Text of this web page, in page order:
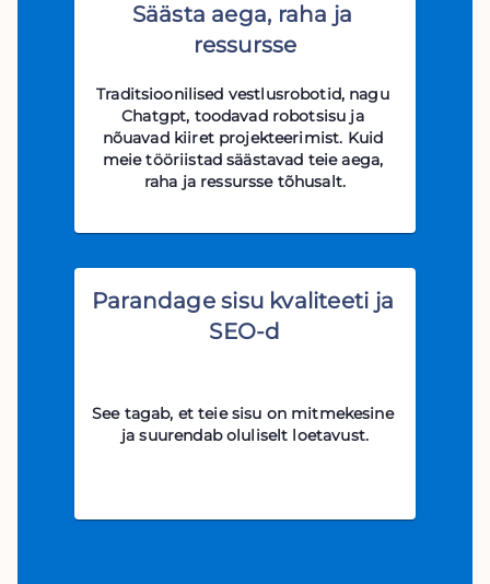
Säästa aega, raha ja
ressursse
Traditsioonilised vestlusrobotid, nagu
Chatgpt, toodavad robotsisu ja
nõuavad kiiret projekteerimist. Kuid
meie tööriistad säästavad teie aega,
raha ja ressursse tõhusalt.
Parandage sisu kvaliteeti ja
SEO-d
See tagab, et teie sisu on mitmekesine
ja suurendab oluliselt loetavust.